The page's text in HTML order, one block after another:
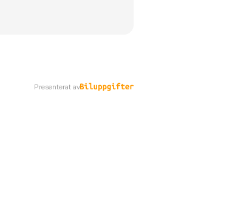
Presenterat av